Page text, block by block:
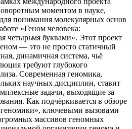
моментом в науке,
понимания молекулярных основ
«Геном человека:
четырьмя буквами». Этот проект
— это не просто статичный
динамичная система, чьё
требуют глубокого
Современная геномика,
научных дисциплин, ставит
задачи, выходящие за
Как подчёркивается в обзоре
ключевыми вызовами
массивов геномных